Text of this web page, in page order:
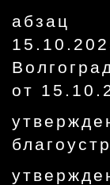
абзац
от